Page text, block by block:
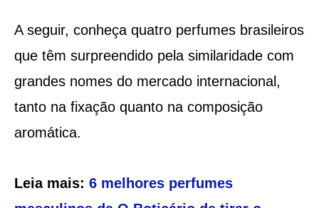
A seguir, conheça quatro perfumes brasileiros
que têm surpreendido pela similaridade com
grandes nomes do mercado internacional,
tanto na fixação quanto na composição
aromática.
Leia mais: 6 melhores perfumes